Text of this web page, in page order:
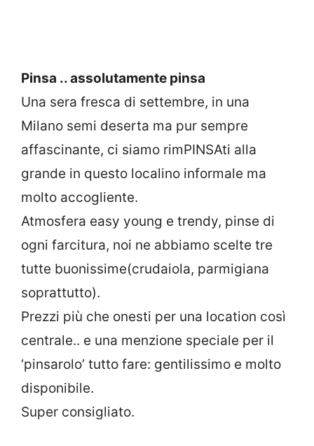
Pinsa .. assolutamente pinsa
Una sera fresca di settembre, in una
Milano semi deserta ma pur sempre
affascinante, ci siamo rimPINSAti alla
grande in questo localino informale ma
molto accogliente.
Atmosfera easy young e trendy, pinse di
ogni farcitura, noi ne abbiamo scelte tre
tutte buonissime(crudaiola, parmigiana
soprattutto).
Prezzi più che onesti per una location così
centrale.. e una menzione speciale per il
‘pinsarolo’ tutto fare: gentilissimo e molto
disponibile.
Super consigliato.